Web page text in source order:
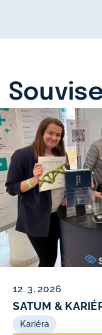
12. 3. 2026
SATUM &
Kariéra